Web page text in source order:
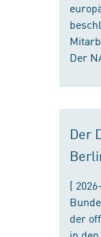
Der
Der
(
der